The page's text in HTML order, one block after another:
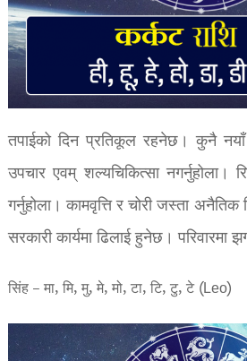
तपाईको दिन प्रतिकूल रहनेछ। कुनै नयाँ
उपचार एवम् शल्यचिकित्सा नगर्नुहोला।
गर्नुहोला। कामवृत्ति र चोरी जस्ता अनैतिक
सरकारी कार्यमा ढिलाई हुनेछ। परिवारमा
सिंह – मा, मि, मु, मे, मो, टा, टि, टु, टे (Leo)